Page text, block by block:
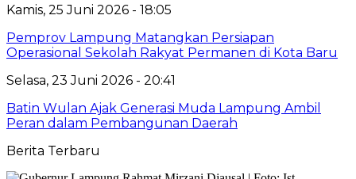
Kamis, 25 Juni 2026 - 18:05
Pemprov Lampung Matangkan Persiapan
Operasional Sekolah Rakyat Permanen di Kota Baru
Selasa, 23 Juni 2026 - 20:41
Batin Wulan Ajak Generasi Muda Lampung Ambil
Peran dalam Pembangunan Daerah
Berita Terbaru